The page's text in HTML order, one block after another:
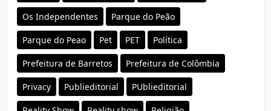
Os Independentes Parque do Peão
Parque do Peao Pet PET Política
Prefeitura de Barretos Prefeitura de Colômbia
Privacy Publieditorial PUblieditorial